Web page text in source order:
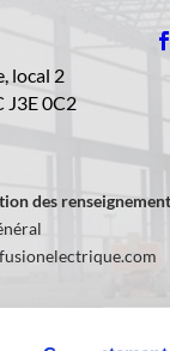
local 2
J3E 0C2

des